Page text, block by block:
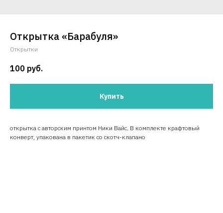
Открытка «Барабуля»
Открытки
100 руб.
Купить
открытка с авторским принтом Ники Вайс. В комплекте крафтовый
конверт, упакована в пакетик со скотч-клапано